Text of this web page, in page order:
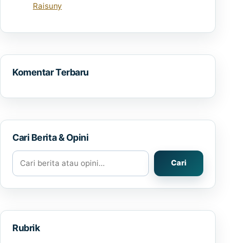
Raisuny
Komentar Terbaru
Cari Berita & Opini
Cari berita atau opini
Cari
Rubrik